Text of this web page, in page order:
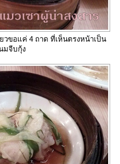
ขอแค่ 4 ถาด ที่เห็นตรงหน้าเป็น
มจีบกุ้ง